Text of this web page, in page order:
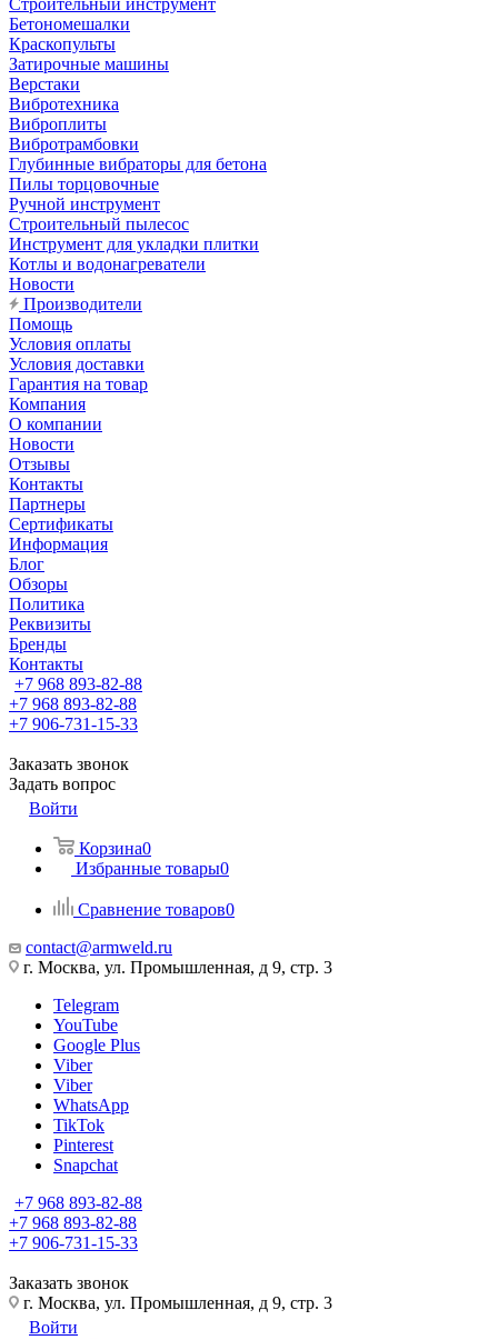
Строительный инструмент
Бетономешалки
Краскопульты
Затирочные машины
Верстаки
Вибротехника
Виброплиты
Вибротрамбовки
Глубинные вибраторы для бетона
Пилы торцовочные
Ручной инструмент
Строительный пылесос
Инструмент для укладки плитки
Котлы и водонагреватели
Новости
Производители
Помощь
Условия оплаты
Условия доставки
Гарантия на товар
Компания
О компании
Новости
Отзывы
Контакты
Партнеры
Сертификаты
Информация
Блог
Обзоры
Политика
Реквизиты
Бренды
Контакты
+7 968 893-82-88
+7 968 893-82-88
+7 906-731-15-33
Заказать звонок
Задать вопрос
Войти
Корзина0
Избранные товары0
Сравнение товаров0
contact@armweld.ru
г. Москва, ул. Промышленная, д 9, стр. 3
Telegram
YouTube
Google Plus
Viber
Viber
WhatsApp
TikTok
Pinterest
Snapchat
+7 968 893-82-88
+7 968 893-82-88
+7 906-731-15-33
Заказать звонок
г. Москва, ул. Промышленная, д 9, стр. 3
Войти